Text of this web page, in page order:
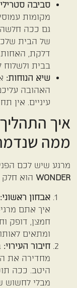
סביבה
מקומות
גם ככה
של הבית
דלקת,
בבית
שיא הנוחות:
האהובה
עיניים. אין
איך
ממה
מרגע שיש לכם
WONDERהוא חלק
אבחון ראשוני:
איך אתם
חמצן, דופק
ומתאים
חיבור העירוי:
מחדירה את
היטב. ככה
מבלי לחשוש